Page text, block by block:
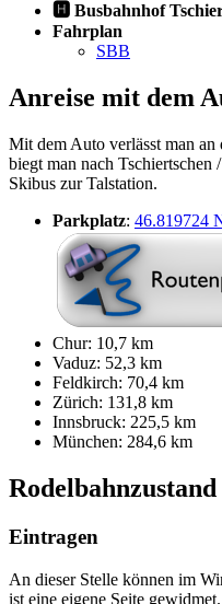
🅷 Busbahnhof
Fahrplan
SBB
Anreise mit dem
Mit dem Auto verlässt man
biegt man nach
Skibus zur Talstation.
Parkplatz: 46.819724
Chur: 10,7 km
Vaduz: 52,3 km
Feldkirch: 70,4 km
Zürich: 131,8 km
Innsbruck: 225,5 km
München: 284,6 km
Rodelbahnzustand
Eintragen
An dieser Stelle können im
ist eine eigene Seite gewidmet.